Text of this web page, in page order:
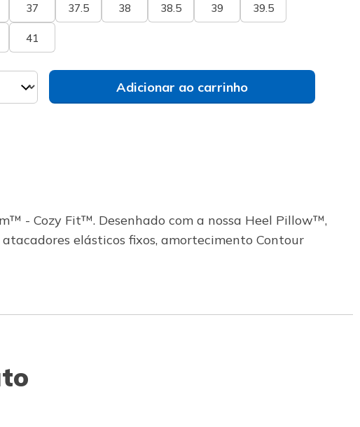
37 37.5 38 38.5 39 39.5
41
Adicionar ao carrinho
- Cozy Fit™. Desenhado com a nossa Heel Pillow™,
elásticos fixos, amortecimento Contour